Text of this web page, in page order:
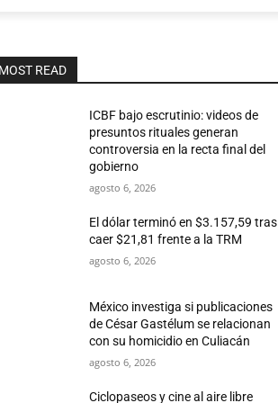
READ
ICBF bajo escrutinio: videos de
presuntos rituales generan
controversia en la recta final del
gobierno
agosto 6, 2026
El dólar terminó en $3.157,59 tras
caer $21,81 frente a la TRM
agosto 6, 2026
México investiga si publicaciones
de César Gastélum se relacionan
con su homicidio en Culiacán
agosto 6, 2026
Ciclopaseos y cine al aire libre